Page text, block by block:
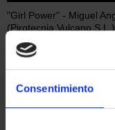
Consentimiento
"Girl Power" - Miguel
(Pirotecnia Vulcano S.L.)